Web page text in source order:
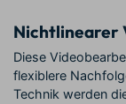
Nichtlinearer
Diese
flexiblere
Technik werden